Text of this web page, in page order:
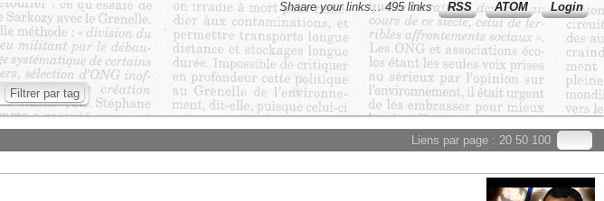
Shaare your links... 495 links RSS ATOM
Login
Liens par page : 20 50 100